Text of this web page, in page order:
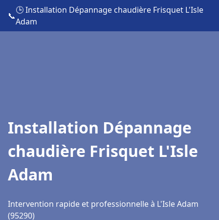
📞
🕒 Installation Dépannage chaudière Frisquet L'Isle
Adam
Installation Dépannage
chaudière Frisquet L'Isle
Adam
Intervention rapide et professionnelle à L'Isle Adam
(95290)